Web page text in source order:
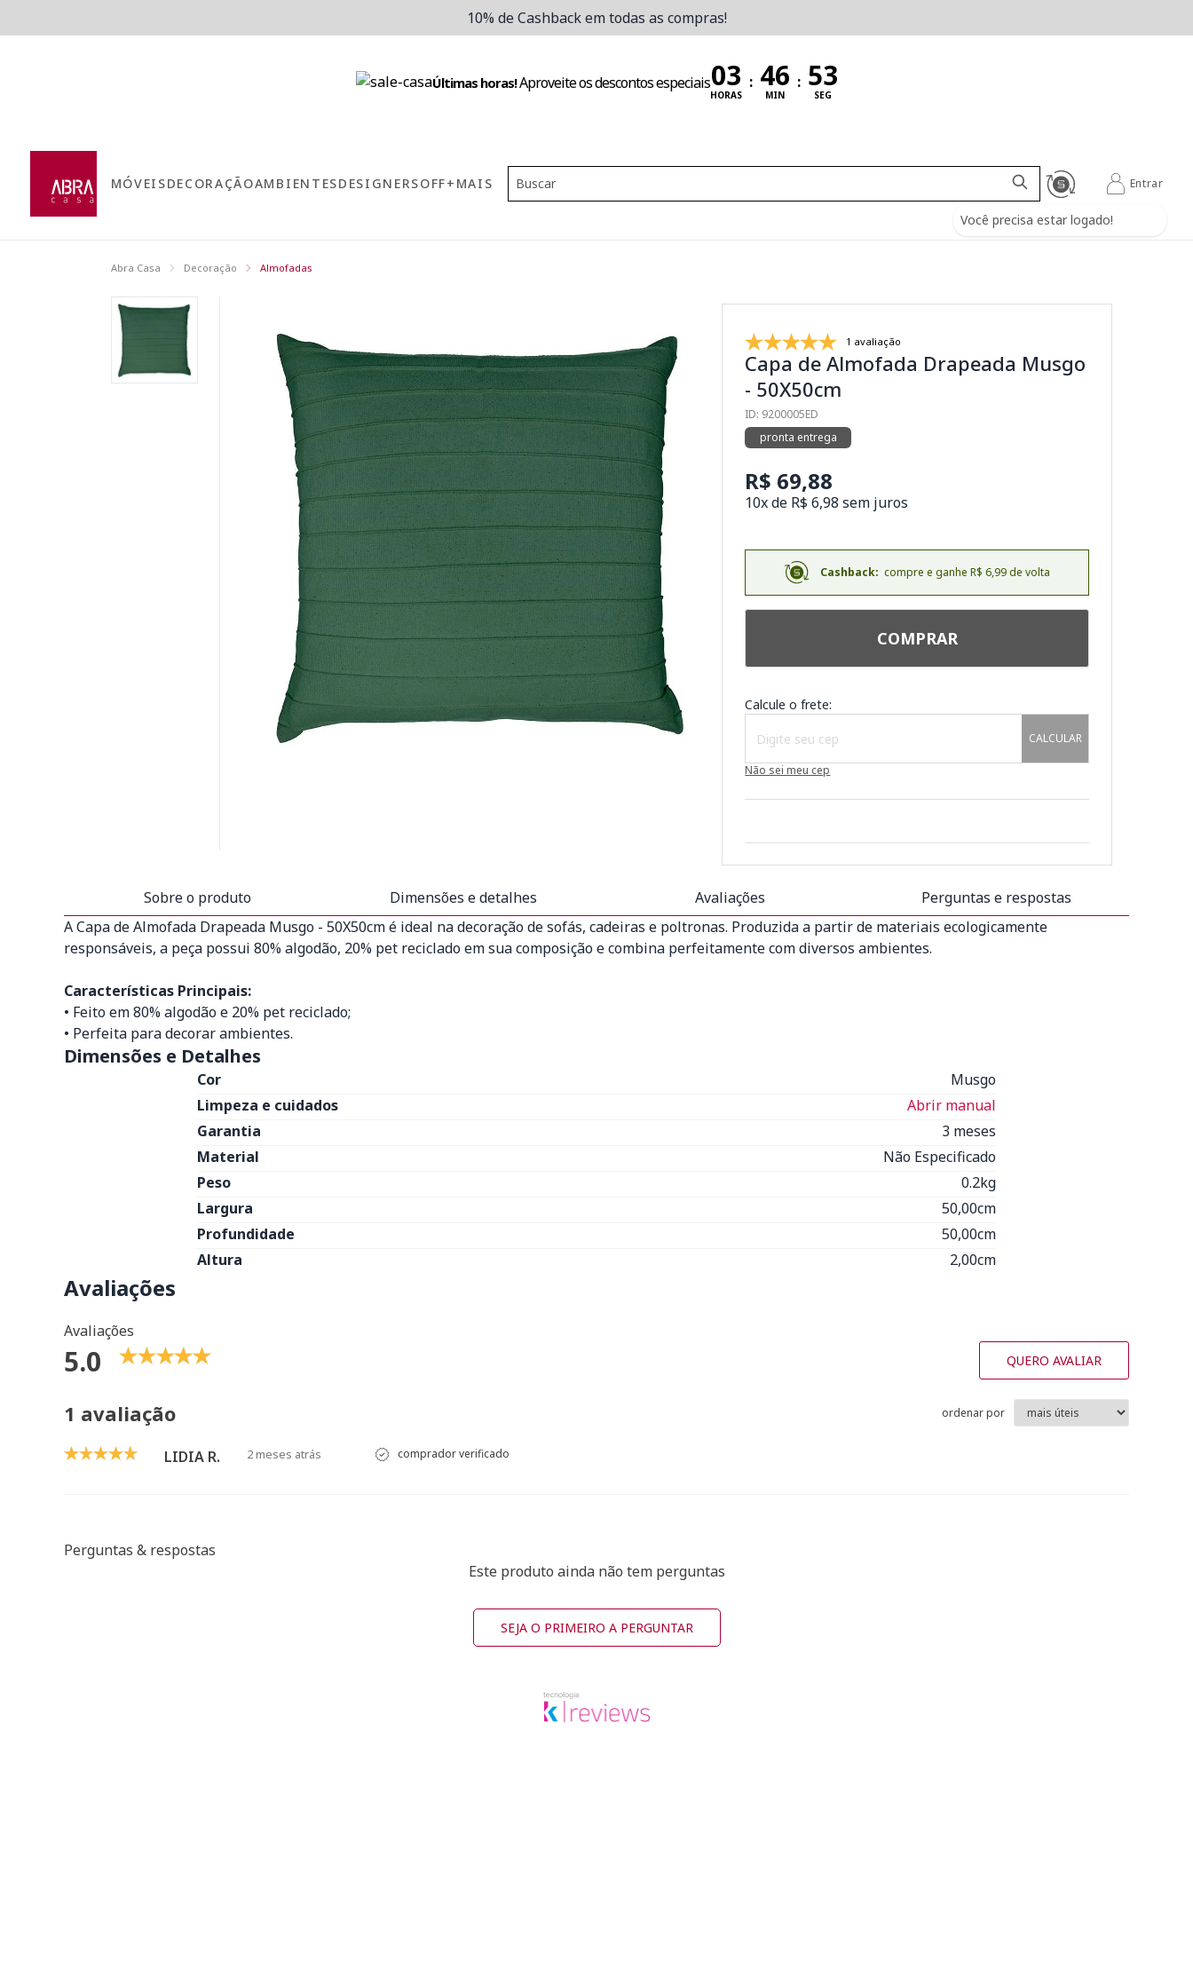
10% de Cashback em todas as compras!
Últimas horas!Aproveite os descontos especiais
HORAS
:
MIN
:
SEG
MÓVEISDECORAÇÃOAMBIENTESDESIGNERSOFF+MAIS
Você precisa estar logado!
Entrar
Abra Casa Decoração Almofadas
1 avaliação
Capa de Almofada Drapeada Musgo
- 50X50cm
ID: 9200005ED
pronta entrega
R$ 69,88
10x de R$ 6,98 sem juros
Cashback: compre e ganhe R$ 6,99 de volta
COMPRAR
Calcule o frete:
CALCULAR
Não sei meu cep
Sobre o produto Dimensões e detalhes Avaliações
Perguntas e respostas
A Capa de Almofada Drapeada Musgo - 50X50cm é ideal na decoração de sofás, cadeiras e poltronas. Produzida a partir de materiais ecologicamente
responsáveis, a peça possui 80% algodão, 20% pet reciclado em sua composição e combina perfeitamente com diversos ambientes.
Características Principais:
• Feito em 80% algodão e 20% pet reciclado;
• Perfeita para decorar ambientes.
Dimensões e Detalhes
Cor
Musgo
Limpeza e cuidados
Abrir manual
Garantia
3 meses
Material
Não Especificado
Peso
0.2kg
Largura
50,00cm
Profundidade
50,00cm
Altura
2,00cm
Avaliações
Avaliações
5.0 QUERO AVALIAR
1 avaliação ordenar por
LIDIA R. 2 meses atrás comprador verificado
Perguntas & respostas
Este produto ainda não tem perguntas
SEJA O PRIMEIRO A PERGUNTAR